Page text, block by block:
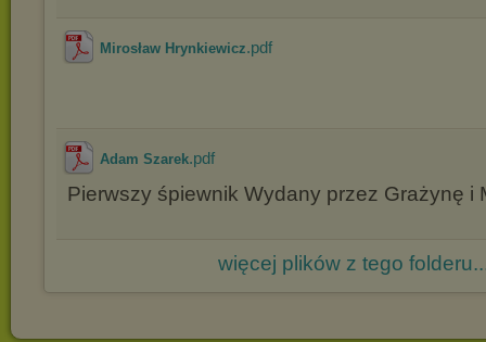
Mirosław Hrynkiewicz.pdf
Adam Szarek.pdf
Pierwszy śpiewnik Wydany przez Grażynę i
więcej plików z tego